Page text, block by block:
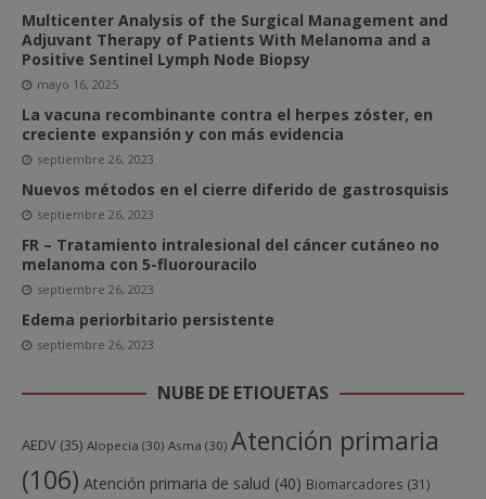
Multicenter Analysis of the Surgical Management and
Adjuvant Therapy of Patients With Melanoma and a
Positive Sentinel Lymph Node Biopsy
mayo 16, 2025
La vacuna recombinante contra el herpes zóster, en
creciente expansión y con más evidencia
septiembre 26, 2023
Nuevos métodos en el cierre diferido de gastrosquisis
septiembre 26, 2023
FR – Tratamiento intralesional del cáncer cutáneo no
melanoma con 5-fluorouracilo
septiembre 26, 2023
Edema periorbitario persistente
septiembre 26, 2023
NUBE DE ETIQUETAS
AEDV (35) Alopecia (30) Asma (30) Atención primaria
(106) Atención primaria de salud (40) Biomarcadores (31)